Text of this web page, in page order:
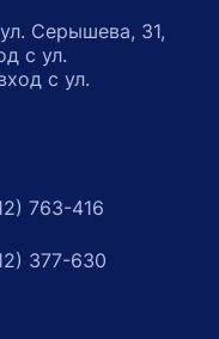
Серышева, 31,
с ул.
с ул.
763-416
377-630